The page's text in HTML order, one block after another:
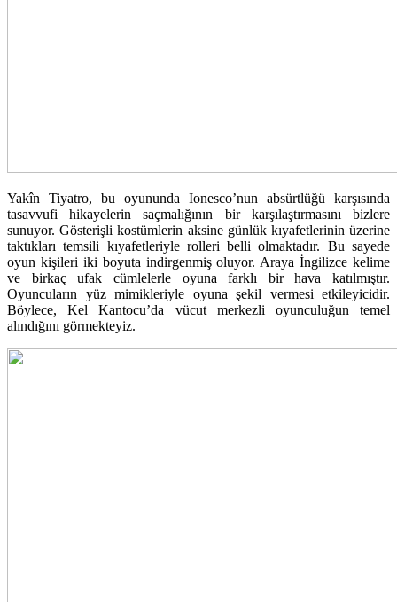
Yakîn Tiyatro, bu oyununda Ionesco’nun absürtlüğü karşısında
tasavvufi hikayelerin saçmalığının bir karşılaştırmasını bizlere
sunuyor. Gösterişli kostümlerin aksine günlük kıyafetlerinin üzerine
taktıkları temsili kıyafetleriyle rolleri belli olmaktadır. Bu sayede
oyun kişileri iki boyuta indirgenmiş oluyor. Araya İngilizce kelime
ve birkaç ufak cümlelerle oyuna farklı bir hava katılmıştır.
Oyuncuların yüz mimikleriyle oyuna şekil vermesi etkileyicidir.
Böylece, Kel Kantocu’da vücut merkezli oyunculuğun temel
alındığını görmekteyiz.